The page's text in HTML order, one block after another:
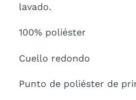
lavado.
100% poliéster
Cuello redondo
Punto de poliéster de